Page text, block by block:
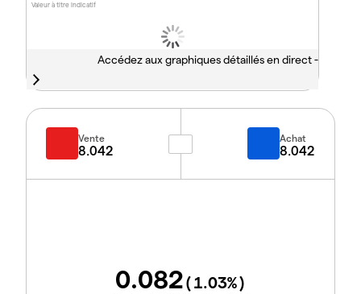
Valeur à titre indicatif
Accédez aux graphiques détaillés en direct -
Vente
8.042
Achat
8.042
0.082(1.03%)